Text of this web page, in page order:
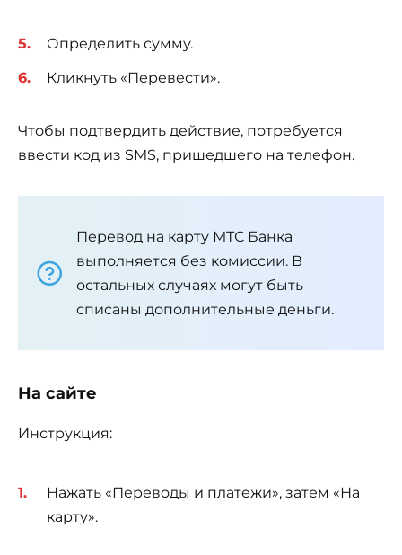
Определить сумму.
Кликнуть «Перевести».
Чтобы подтвердить действие, потребуется
ввести код из SMS, пришедшего на телефон.
Перевод на карту МТС Банка
выполняется без комиссии. В
остальных случаях могут быть
списаны дополнительные деньги.
На сайте
Инструкция:
Нажать «Переводы и платежи», затем «На
карту».